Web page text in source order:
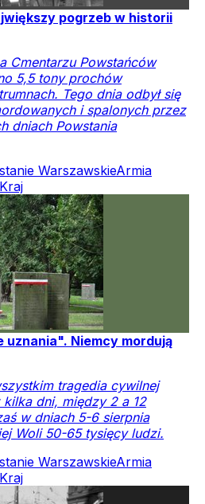
pogrzeb w historii
Cmentarzu Powstańców
5,5 tony prochów
Tego dnia odbył się
i spalonych przez
dniach Powstania
WarszawskieArmia
Kraj
uznania". Niemcy mordują
tragedia cywilnej
dni, między 2 a 12
w dniach 5-6 sierpnia
Woli 50-65 tysięcy ludzi.
WarszawskieArmia
Kraj